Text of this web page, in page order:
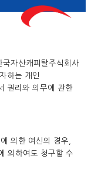
자산캐피탈주식회사
하는 개인
권리와 의무에 관한
의한 여신의 경우,
의하여도 청구할 수